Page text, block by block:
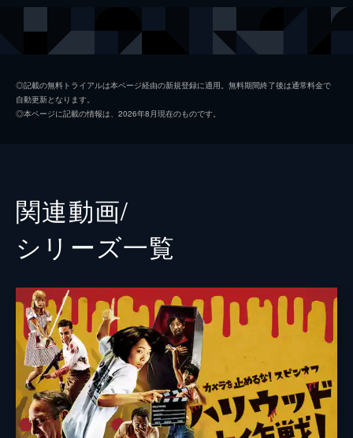
日暮真央 真魚
笹原芳子
栗原綾奈 合田純奈
松浦早希 浅森咲希奈
松本逢花 秋山ゆずき
谷口智和 山口友和
藤丸拓哉 藤村拓矢
◎記載の無料トライアルは本ページ経由の新規登録に適用。無料期間終了後は通常料金で
自動更新となります。
◎本ページに記載の情報は、2026年8月現在のものです。
関連動画/
シリーズ⼀覧